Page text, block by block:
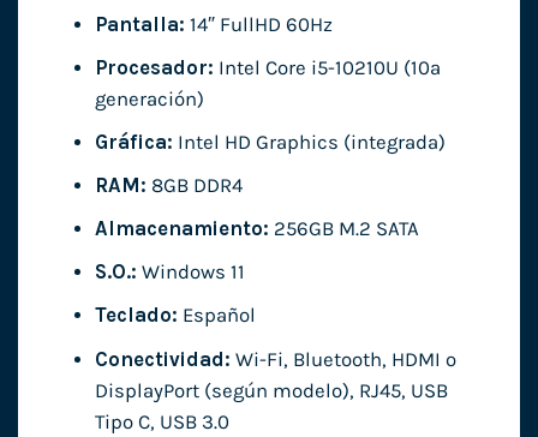
Pantalla: 14″ FullHD 60Hz
Procesador: Intel Core i5-10210U (10ª
generación)
Gráfica: Intel HD Graphics (integrada)
RAM: 8GB DDR4
Almacenamiento: 256GB M.2 SATA
S.O.: Windows 11
Teclado: Español
Conectividad: Wi-Fi, Bluetooth, HDMI o
DisplayPort (según modelo), RJ45, USB
Tipo C, USB 3.0